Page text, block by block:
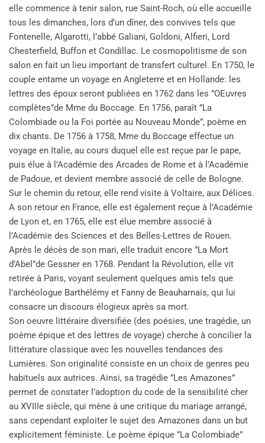
elle commence à tenir salon, rue Saint-Roch, où elle accueille
tous les dimanches, lors d’un dîner, des convives tels que
Fontenelle, Algarotti, l’abbé Galiani, Goldoni, Alfieri, Lord
Chesterfield, Buffon et Condillac. Le cosmopolitisme de son
salon en fait un lieu important de transfert culturel. En 1750, le
couple entame un voyage en Angleterre et en Hollande: les
lettres des époux seront publiées en 1762 dans les ”OEuvres
complètes”de Mme du Boccage. En 1756, paraît ”La
Colombiade ou la Foi portée au Nouveau Monde”, poème en
dix chants. De 1756 à 1758, Mme du Boccage effectue un
voyage en Italie, au cours duquel elle est reçue par le pape,
puis élue à l’Académie des Arcades de Rome et à l’Académie
de Padoue, et devient membre associé de celle de Bologne.
Sur le chemin du retour, elle rend visite à Voltaire, aux Délices.
A son retour en France, elle est également reçue à l’Académie
de Lyon et, en 1765, elle est élue membre associé à
l’Académie des Sciences et des Belles-Lettres de Rouen.
Après le décès de son mari, elle traduit encore ”La Mort
d’Abel”de Gessner en 1768. Pendant la Révolution, elle vit
retirée à Paris, voyant seulement quelques amis tels que
l’archéologue Barthélémy et Fanny de Beauharnais, qui lui
consacre un discours élogieux après sa mort.
Son oeuvre littéraire diversifiée (des poésies, une tragédie, un
poème épique et des lettres de voyage) cherche à concilier la
littérature classique avec les nouvelles tendances des
Lumières. Son originalité consiste en un choix de genres peu
habituels aux autrices. Ainsi, sa tragédie ”Les Amazones”
permet de constater l’adoption du code de la sensibilité cher
au XVIIIe siècle, qui mène à une critique du mariage arrangé,
sans cependant exploiter le sujet des Amazones dans un but
explicitement féministe. Le poème épique ”La Colombiade”